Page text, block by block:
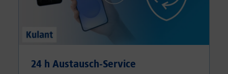
24 h Austausch-Service